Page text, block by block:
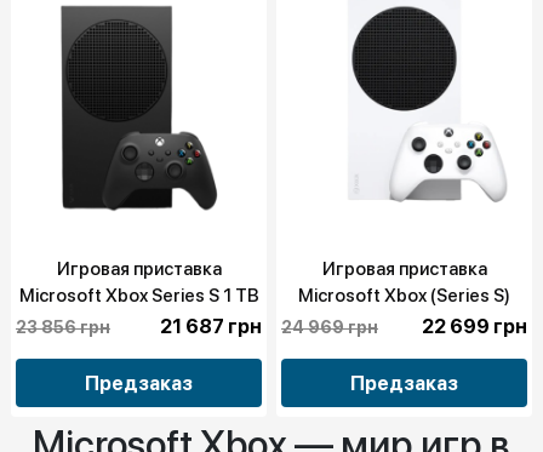
Игровая приставка
Microsoft Xbox Series S 1 TB
(Carbon Black)
23 856 грн 21 687 грн
Предзаказ
Игровая приставка
Microsoft Xbox (Series S)
(1TB) (White) (EP2-00645)
24 969 грн 22 699 грн
Предзаказ